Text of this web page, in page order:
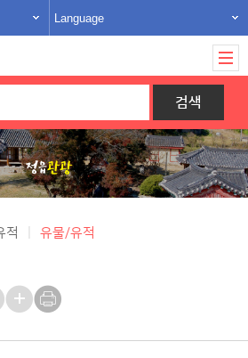
Language
적 유물/유적